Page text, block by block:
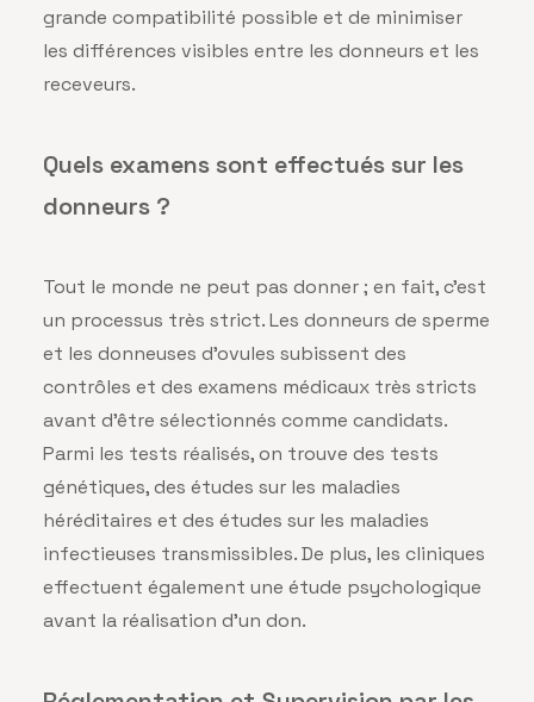
grande compatibilité possible et de minimiser
les différences visibles entre les donneurs et les
receveurs.
Quels examens sont effectués sur les
donneurs ?
Tout le monde ne peut pas donner ; en fait, c’est
un processus très strict. Les donneurs de sperme
et les donneuses d’ovules subissent des
contrôles et des examens médicaux très stricts
avant d’être sélectionnés comme candidats.
Parmi les tests réalisés, on trouve des tests
génétiques, des études sur les maladies
héréditaires et des études sur les maladies
infectieuses transmissibles. De plus, les cliniques
effectuent également une étude psychologique
avant la réalisation d’un don.